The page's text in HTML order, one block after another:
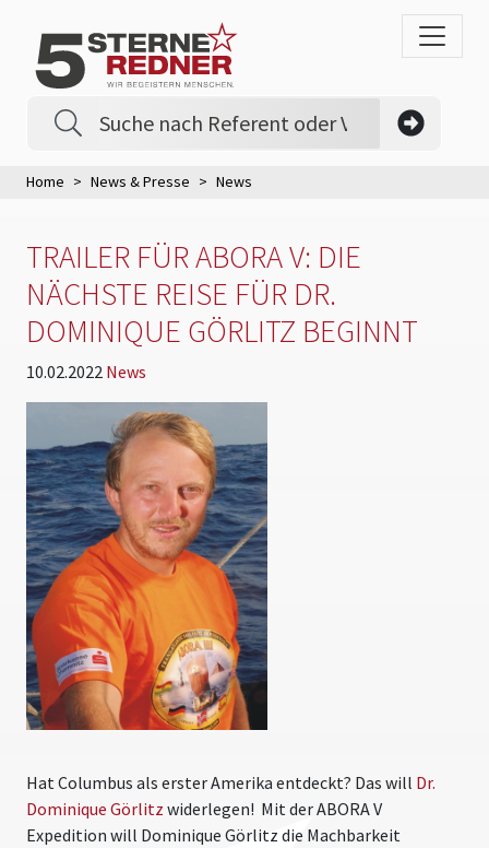
Home News & Presse News
TRAILER FÜR ABORA V: DIE
NÄCHSTE REISE FÜR DR.
DOMINIQUE GÖRLITZ BEGINNT
10.02.2022 News
Hat Columbus als erster Amerika entdeckt? Das will Dr.
Dominique Görlitz widerlegen! Mit der ABORA V
Expedition will Dominique Görlitz die Machbarkeit